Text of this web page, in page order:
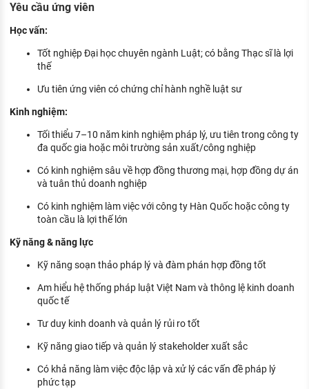
Yêu cầu ứng viên
Học vấn:
Tốt nghiệp Đại học chuyên ngành Luật; có bằng Thạc sĩ là lợi
thế
Ưu tiên ứng viên có chứng chỉ hành nghề luật sư
Kinh nghiệm:
Tối thiểu 7–10 năm kinh nghiệm pháp lý, ưu tiên trong công ty
đa quốc gia hoặc môi trường sản xuất/công nghiệp
Có kinh nghiệm sâu về hợp đồng thương mại, hợp đồng dự án
và tuân thủ doanh nghiệp
Có kinh nghiệm làm việc với công ty Hàn Quốc hoặc công ty
toàn cầu là lợi thế lớn
Kỹ năng & năng lực
Kỹ năng soạn thảo pháp lý và đàm phán hợp đồng tốt
Am hiểu hệ thống pháp luật Việt Nam và thông lệ kinh doanh
quốc tế
Tư duy kinh doanh và quản lý rủi ro tốt
Kỹ năng giao tiếp và quản lý stakeholder xuất sắc
Có khả năng làm việc độc lập và xử lý các vấn đề pháp lý
phức tạp